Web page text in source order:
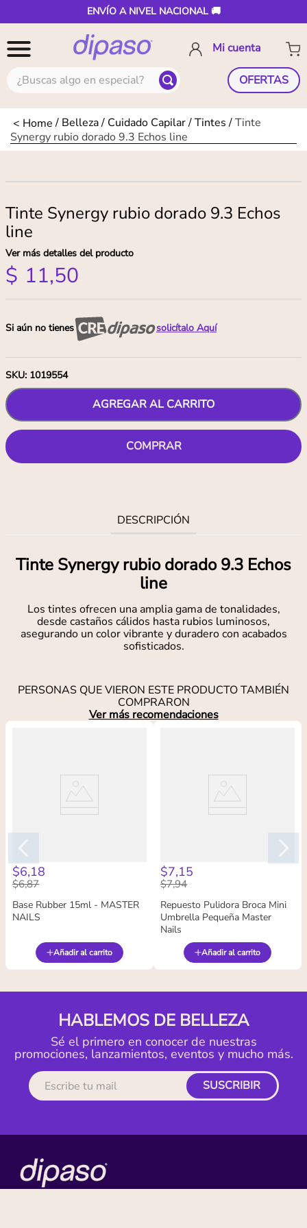
ENVÍO A NIVEL NACIONAL 🚚
¿Buscas algo en especial? OFERTAS
Belleza Cuidado Capilar Tintes
Tinte
Synergy rubio dorado 9.3 Echos line
Tinte Synergy rubio dorado 9.3 Echos
line
Ver más detalles del producto
$ 11,50
Si aún no tienes solicítalo Aquí
SKU: 1019554
AGREGAR AL CARRITO
COMPRAR
DESCRIPCIÓN
Tinte Synergy rubio dorado 9.3 Echos
line
Los tintes ofrecen una amplia gama de tonalidades,
desde castaños cálidos hasta rubios luminosos,
asegurando un color vibrante y duradero con acabados
sofisticados.
PERSONAS QUE VIERON ESTE PRODUCTO TAMBIÉN
COMPRARON
Ver más recomendaciones
$6,18
$6,87
Base Rubber 15ml - MASTER
NAILS
Añadir al carrito
$7,15
$7,94
Repuesto Pulidora Broca Mini
Umbrella Pequeña Master
Nails
Añadir al carrito
HABLEMOS DE BELLEZA
Sé el primero en conocer de nuestras
promociones, lanzamientos, eventos y mucho más.
SUSCRIBIR